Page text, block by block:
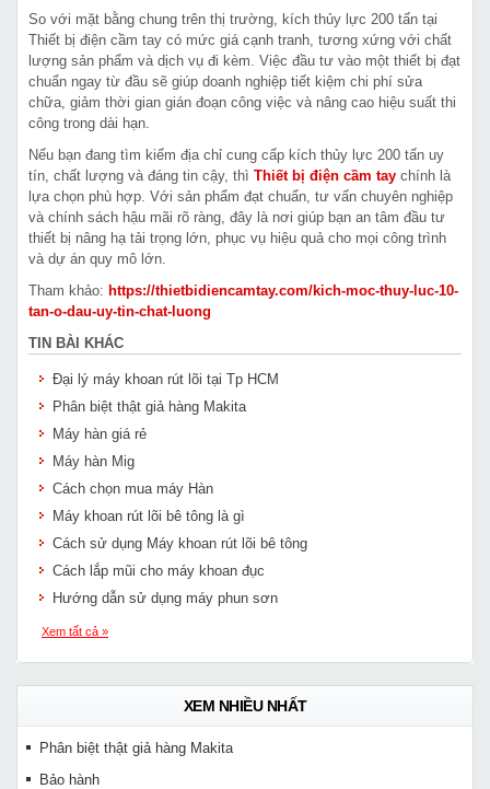
So với mặt bằng chung trên thị trường, kích thủy lực 200 tấn tại
Thiết bị điện cầm tay có mức giá cạnh tranh, tương xứng với chất
lượng sản phẩm và dịch vụ đi kèm. Việc đầu tư vào một thiết bị đạt
chuẩn ngay từ đầu sẽ giúp doanh nghiệp tiết kiệm chi phí sửa
chữa, giảm thời gian gián đoạn công việc và nâng cao hiệu suất thi
công trong dài hạn.
Nếu bạn đang tìm kiếm địa chỉ cung cấp kích thủy lực 200 tấn uy
tín, chất lượng và đáng tin cậy, thì Thiết bị điện cầm tay chính là
lựa chọn phù hợp. Với sản phẩm đạt chuẩn, tư vấn chuyên nghiệp
và chính sách hậu mãi rõ ràng, đây là nơi giúp bạn an tâm đầu tư
thiết bị nâng hạ tải trọng lớn, phục vụ hiệu quả cho mọi công trình
và dự án quy mô lớn.
Tham khảo: https://thietbidiencamtay.com/kich-moc-thuy-luc-10-
tan-o-dau-uy-tin-chat-luong
TIN BÀI KHÁC
Đại lý máy khoan rút lõi tại Tp HCM
Phân biệt thật giả hàng Makita
Máy hàn giá rẻ
Máy hàn Mig
Cách chọn mua máy Hàn
Máy khoan rút lõi bê tông là gì
Cách sử dụng Máy khoan rút lõi bê tông
Cách lắp mũi cho máy khoan đục
Hướng dẫn sử dụng máy phun sơn
Xem tất cả »
XEM NHIỀU NHẤT
Phân biệt thật giả hàng Makita
Bảo hành